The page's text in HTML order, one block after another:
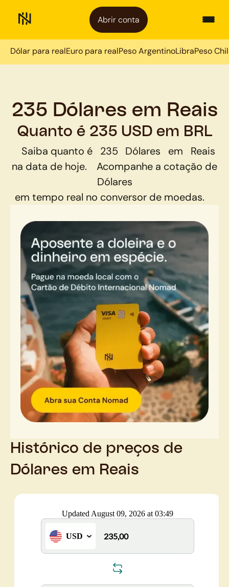
Abrir conta
Dólar para realEuro para realPeso ArgentinoLibraPeso
235 Dólares em Reais
Quanto é 235 USD em BRL
Saiba quanto é 235 Dólares em
Reais
na data de hoje.
Acompanhe a cotação de
Dólares
em tempo real no conversor de moedas.
Histórico de preços de
Dólares em Reais